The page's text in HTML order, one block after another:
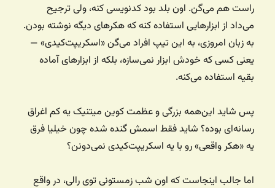
راست هم می‌گن. اون بلد بود کدنویسی کنه، ولی ترجیح
می‌داد از ابزارهایی استفاده کنه که هکرهای دیگه نوشته بودن.
به زبان امروزی، به این تیپ افراد می‌گن «اسکریپت‌کیدی» —
یعنی کسی که خودش ابزار نمی‌سازه، بلکه از ابزارهای آماده
بقیه استفاده می‌کنه.
پس شاید این‌همه بزرگی و عظمت کوین میتنیک یه کم اغراق
رسانه‌ای بوده؟ شاید فقط اسمش گنده شده چون خیلیا فرق
یه «هکر واقعی» رو با یه اسکریپت‌کیدی نمی‌دونن؟
اما جالب اینجاست که اون شب زمستونی توی رالی، در واقع